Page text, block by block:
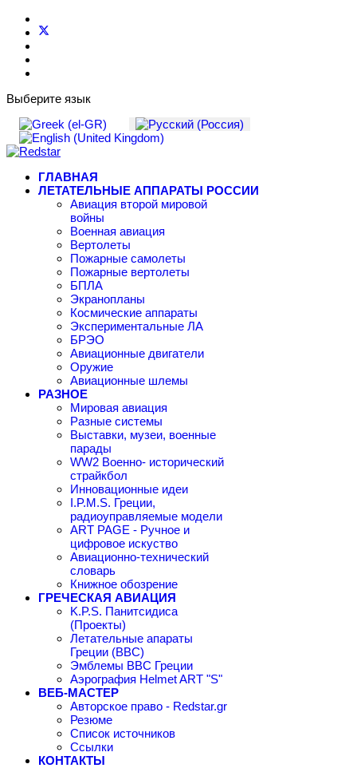
Выберите язык
ГЛАВНАЯ
ЛЕТАТЕЛЬНЫЕ АППАРАТЫ РОССИИ
Авиация второй мировой
войны
Военная авиация
Вертолеты
Пожарные самолеты
Пожарные вертолеты
БПЛА
Экранопланы
Космические аппараты
Экспериментальные ЛА
БРЭО
Авиационные двигатели
Оружие
Авиационные шлемы
РАЗНОЕ
Мировая авиация
Разные системы
Выставки, музеи, военные
парады
WW2 Военно- исторический
страйкбол
Инновационные идеи
I.P.M.S. Греции,
радиоуправляемые модели
ART PAGE - Ручное и
цифровое искуство
Авиационно-технический
словарь
Книжное обозрение
ГРЕЧЕСКАЯ АВИАЦИЯ
K.P.S. Панитсидиса
(Проекты)
Летательные апараты
Греции (ВВС)
Эмблемы ВВС Греции
Аэрография Helmet ART "S"
ВЕБ-МАСТЕР
Авторское право - Redstar.gr
Резюме
Список источников
Ссылки
КОНТАКТЫ